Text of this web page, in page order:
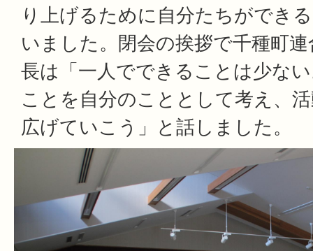
り上げるために自分たちができ
いました。閉会の挨拶で千種町
長は「一人でできることは少な
ことを自分のこととして考え、
広げていこう」と話しました。